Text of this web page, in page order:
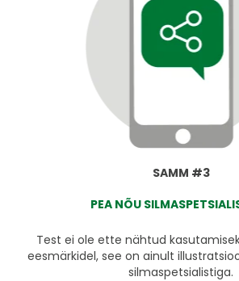
SAMM #3
PEA NÕU
Test ei ole ette nähtud
eesmärkidel, see on ainult
silmaspetsialistiga.